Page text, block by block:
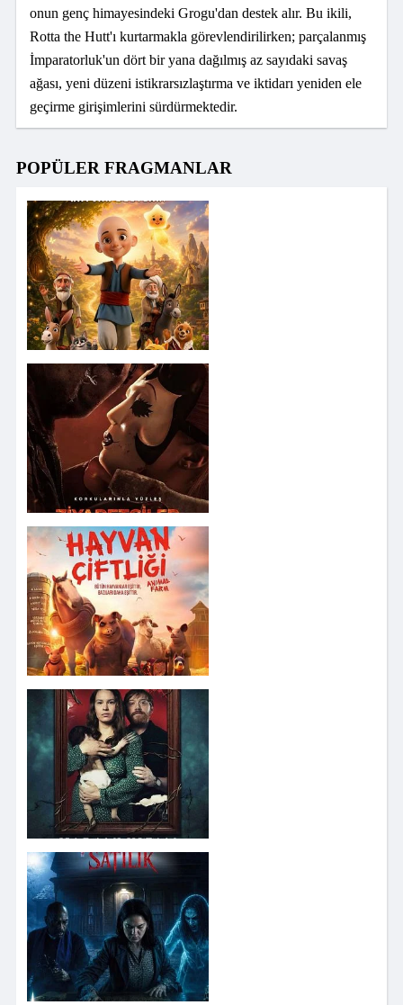
onun genç himayesindeki Grogu'dan destek alır. Bu ikili,
Rotta the Hutt'ı kurtarmakla görevlendirilirken; parçalanmış
İmparatorluk'un dört bir yana dağılmış az sayıdaki savaş
ağası, yeni düzeni istikrarsızlaştırma ve iktidarı yeniden ele
geçirme girişimlerini sürdürmektedir.
POPÜLER FRAGMANLAR